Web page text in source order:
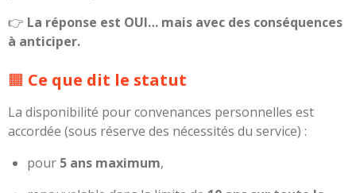
👉 La réponse est OUI… mais avec des conséquences
à anticiper.
🟧 Ce que dit le statut
La disponibilité pour convenances personnelles est
accordée (sous réserve des nécessités du service) :
pour 5 ans maximum,